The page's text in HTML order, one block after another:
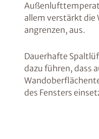
allem verstärkt die
angrenzen, aus.
Dauerhafte
dazu führen, dass
des Fensters